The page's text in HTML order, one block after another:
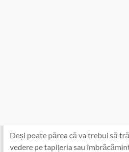
Deși poate părea că va trebui să
vedere pe tapițeria sau